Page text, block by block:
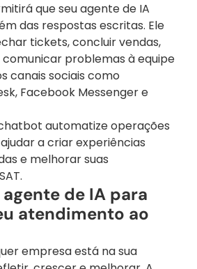
que seu agente de IA
das respostas escritas. Ele
tickets, concluir vendas,
problemas à equipe
canais sociais como
Facebook Messenger e
automatize operações
a criar experiências
e melhorar suas
de IA para
atendimento ao
empresa está na sua